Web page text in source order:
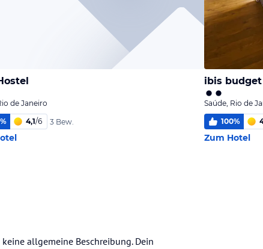
de Janeiro
% 4,1/6 3 Bew.
ibis
Saúde, Rio de
100%
Zum Hotel
allgemeine Beschreibung. Dein